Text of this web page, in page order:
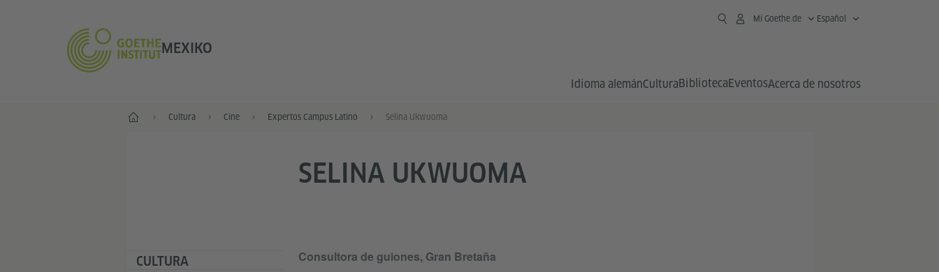
MEXIKO
Mi Goethe.de Español
Idioma alemánCulturaBibliotecaEventosAcerca de nosotros
Inicio Cultura Cine Expertos Campus Latino Selina Ukwuoma
CULTURA
SELINA UKWUOMA
Consultora de guiones, Gran Bretaña